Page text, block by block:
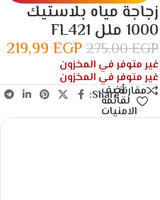
زجاجة مياه بلاستيك
1000 ملل FL421
275,00EGP
219,99 EGP
غير متوفر في المخزون
غير متوفر في المخزون
مقارنةأضف
لقائمة
الامنيات
Share: